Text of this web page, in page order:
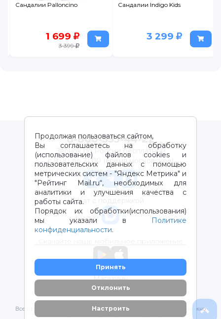
Сандалии Indigo Kids
3 299
Сандалии Indigo Kids
869
Продолжая пользоваться сайтом,
Вы соглашаетесь на обработку
(использование) файлов cookies и
пользовательских данных с помощью
метрических систем - "Яндекс Метрика" и
"Рейтинг Mail.ru“, необходимых для
аналитики и улучшения качества с
работы сайта.
Порядок их обработки(использования)
мы указали в
Политике
конфиденциальности.
Принять
Отклонить
Настроить
8-800-333-44-22
Звонок по России бесплатный
с 9:00 до 21:00 (время московское)
Чат с поддержкой
Магазины
2012-2026 © ООО "ВОТОНЯ". Детские товары с доставкой
Все права защищены. Любое использование материалов возможно
только с письменного разрешения владельцев сайта.